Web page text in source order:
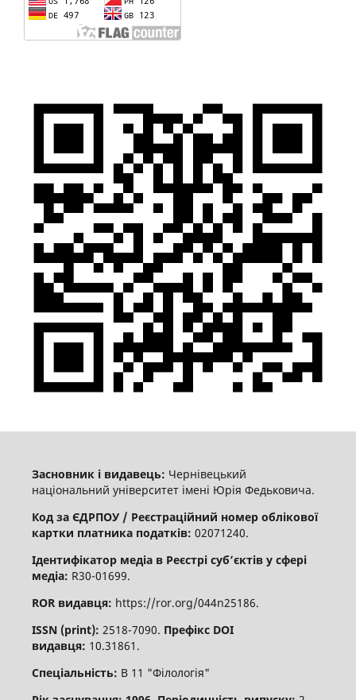
Засновник і видавець: Чернівецький
національний університет імені Юрія Федьковича.
Код за ЄДРПОУ / Реєстраційний номер облікової
картки платника податків: 02071240.
Ідентифікатор медіа в Реєстрі суб’єктів у сфері
медіа: R30-01699.
ROR видавця: https://ror.org/044n25186.
ISSN (print): 2518-7090. Префікс DOI
видавця: 10.31861.
Спеціальність: В 11 "Філологія"